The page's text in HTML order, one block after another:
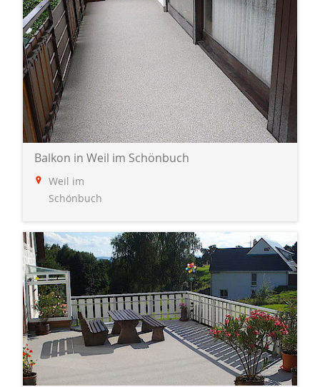
Balkon in Weil im Schönbuch
Weil im
Schönbuch